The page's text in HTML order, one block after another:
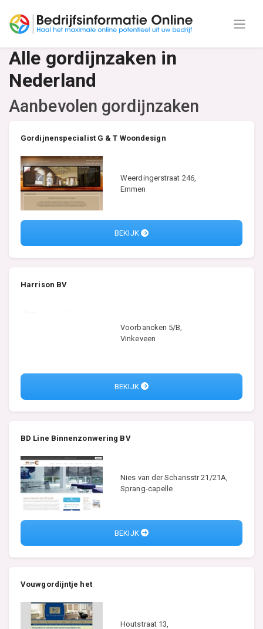
Alle gordijnzaken in
Nederland
Aanbevolen gordijnzaken
Gordijnenspecialist G & T Woondesign
Weerdingerstraat 246,
Emmen
BEKIJK
Harrison BV
Voorbancken 5/B,
Vinkeveen
BEKIJK
BD Line Binnenzonwering BV
Nies van der Schansstr 21/21A,
Sprang-capelle
BEKIJK
Vouwgordijntje het
Houtstraat 13,